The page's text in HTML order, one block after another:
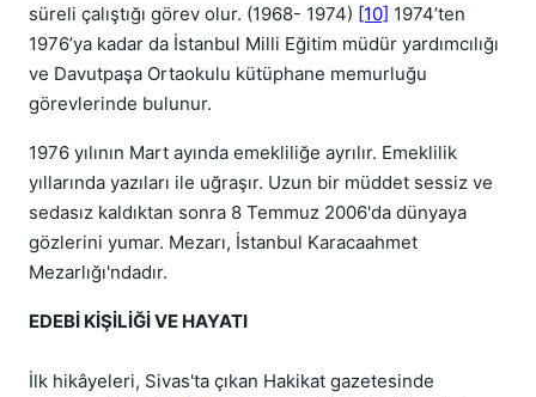
süreli çalıştığı görev olur. (1968- 1974) [10] 1974’ten
1976’ya kadar da İstanbul Milli Eğitim müdür yardımcılığı
ve Davutpaşa Ortaokulu kütüphane memurluğu
görevlerinde bulunur.
1976 yılının Mart ayında emekliliğe ayrılır. Emeklilik
yıllarında yazıları ile uğraşır. Uzun bir müddet sessiz ve
sedasız kaldıktan sonra 8 Temmuz 2006'da dünyaya
gözlerini yumar. Mezarı, İstanbul Karacaahmet
Mezarlığı'ndadır.
EDEBİ KİŞİLİĞİ VE HAYATI
İlk hikâyeleri, Sivas'ta çıkan Hakikat gazetesinde